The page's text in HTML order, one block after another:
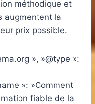
méthodique et
augmentent la
prix possible.
», »@type »:
»: »Comment
fiable de la